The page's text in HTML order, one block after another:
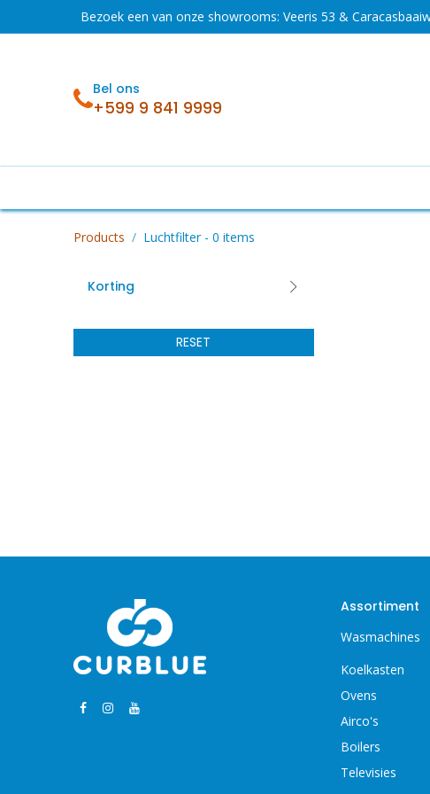
Overslaan naar inhoud
Bezoek een van onze showrooms: Veeris 53 &
Bel ons
+599 9 841 9999
Products Luchtfilter- 0 items
Korting
RESET
Assortiment
Wasmachines
Koelkasten
Ovens
Airco's
Boilers
Televisies